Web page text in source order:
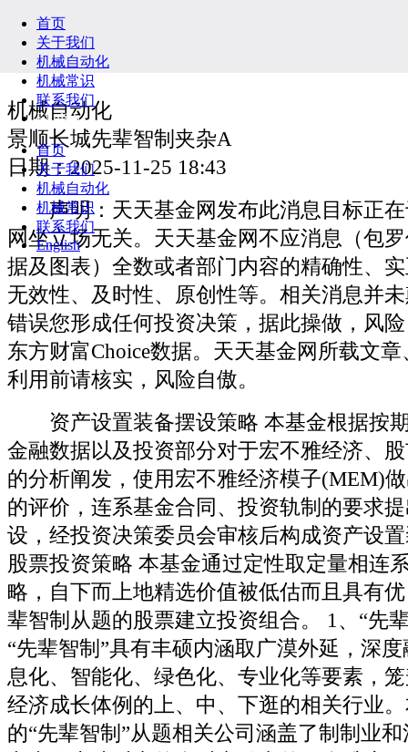
首页
关于我们
机械自动化
机械常识
联系我们
English
首页
关于我们
机械自动化
机械常识
联系我们
English
机械自动化
景顺长城先辈智制夹杂A
日期：2025-11-25 18:43
声明：天天基金网发布此消息目标正在
网坐立场无关。天天基金网不应消息（包
据及图表）全数或者部门内容的精确性、
无效性、及时性、原创性等。相关消息并
错误您形成任何投资决策，据此操做，风
东方财富Choice数据。天天基金网所载文
利用前请核实，风险自傲。
资产设置装备摆设策略 本基金根据按
金融数据以及投资部分对于宏不雅经济、
的分析阐发，使用宏不雅经济模子(MEM)
的评价，连系基金合同、投资轨制的要求
设，经投资决策委员会审核后构成资产设
股票投资策略 本基金通过定性取定量相连
略，自下而上地精选价值被低估而且具有
辈智制从题的股票建立投资组合。 1、“先
“先辈智制”具有丰硕内涵取广漠外延，深
息化、智能化、绿色化、专业化等要素，
经济成长体例的上、中、下逛的相关行业
的“先辈智制”从题相关公司涵盖了制制业